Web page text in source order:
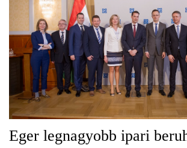
Eger legnagyobb ipari